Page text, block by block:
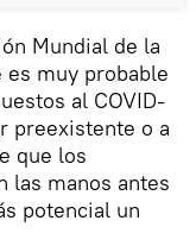
Mundial de la
muy probable
al COVID-
preexistente o a
que los
las manos antes
potencial un